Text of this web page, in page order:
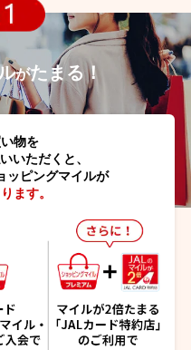
がたまる！
物を
いただくと、
ッピングマイルが
ます。